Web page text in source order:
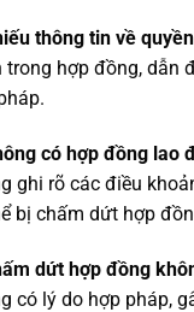
thông tin về
trong hợp đồng, dẫn
có hợp đồng lao
ghi rõ các điều
bị chấm dứt hợp
dứt hợp đồng
có lý do hợp pháp,